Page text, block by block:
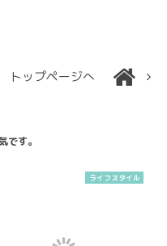
トップページへ
です。
ライフスタイル